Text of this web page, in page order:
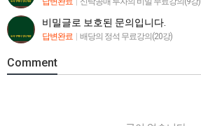
비밀글로 보호된 문의입니다.
답변완료 | 배당의 정석 무료강의(20강)
Comment